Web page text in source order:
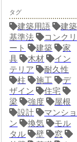
タグ
建築用語
建築
基準法
コンクリ
ート
建築
家
具
木材
イン
テリア
耐久性
柱
施工
デ
ザイン
住宅
梁
強度
屋根
設計
マンショ
ン
換気
モル
タル
壁
窓